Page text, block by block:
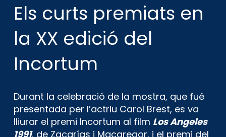
Els curts premiats en
la XX edició del
Incortum
Durant la celebració de la mostra, que fué
presentada per l’actriu Carol Brest, es va
lliurar el premi Incortum al film Los Angeles
1991, de Zacarías i Macgregor, i el premi del